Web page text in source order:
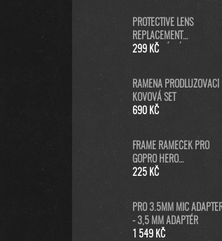
PROTECTIVE LENS
REPLACEMENT
NEORIGINÁLNÍ (PRO
KRYTKA ČOČKY KAMERY -
ČERNÁ
299 KČ
RAMENA PRODLUŽOVACÍ
KOVOVÁ SET
690 KČ
FRAME RÁMEČEK PRO
GOPRO HERO
9/10/11/12/13 BLACK
225 KČ
PRO 3.5MM MIC
- 3,5 MM ADAPTÉR
1 549 KČ